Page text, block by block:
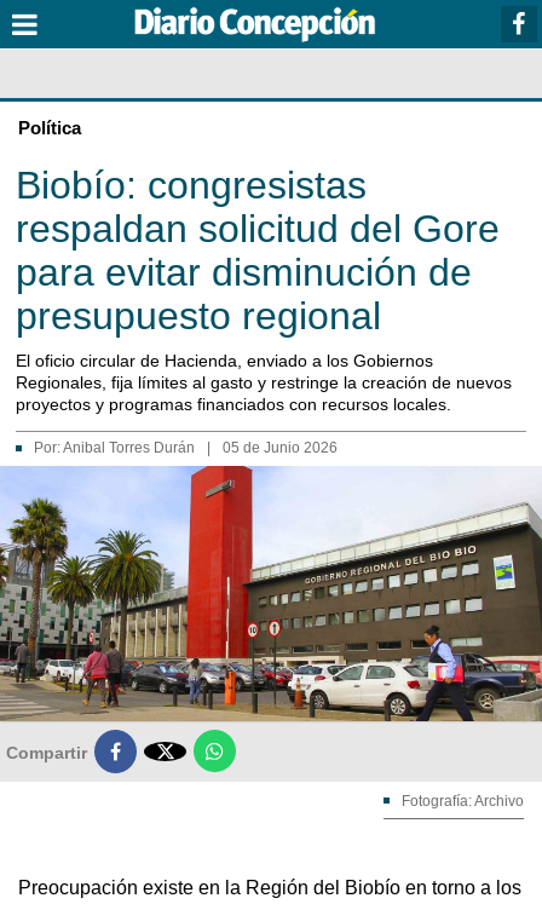
Política
Biobío: congresistas
respaldan solicitud del Gore
para evitar disminución de
presupuesto regional
El oficio circular de Hacienda, enviado a los Gobiernos
Regionales, fija límites al gasto y restringe la creación de nuevos
proyectos y programas financiados con recursos locales.
Por:Anibal Torres Durán 05 de Junio 2026
Compartir 
Fotografía: Archivo
Preocupación existe en la Región del Biobío en torno a los